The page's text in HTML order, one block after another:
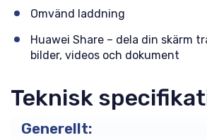
Omvänd laddning
Huawei Share – dela din skärm
bilder, videos och dokument
Teknisk
Generellt: